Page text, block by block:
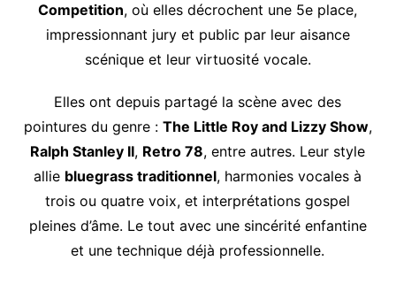
Competition, où elles décrochent une 5e place,
impressionnant jury et public par leur aisance
scénique et leur virtuosité vocale.
Elles ont depuis partagé la scène avec des
pointures du genre : The Little Roy and Lizzy Show,
Ralph Stanley II, Retro 78, entre autres. Leur style
allie bluegrass traditionnel, harmonies vocales à
trois ou quatre voix, et interprétations gospel
pleines d’âme. Le tout avec une sincérité enfantine
et une technique déjà professionnelle.